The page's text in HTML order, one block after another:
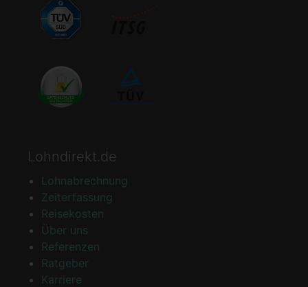
Lohndirekt.de
Lohnabrechnung
Zeiterfassung
Reisekosten
Über uns
Referenzen
Ratgeber
Karriere